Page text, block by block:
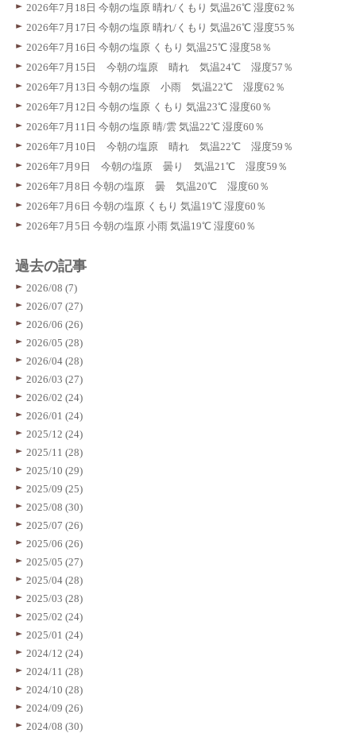
2026年7月18日 今朝の塩原 晴れ/くもり 気温26℃ 湿度62％
2026年7月17日 今朝の塩原 晴れ/くもり 気温26℃ 湿度55％
2026年7月16日 今朝の塩原 くもり 気温25℃ 湿度58％
2026年7月15日 今朝の塩原 晴れ 気温24℃ 湿度57％
2026年7月13日 今朝の塩原 小雨 気温22℃ 湿度62％
2026年7月12日 今朝の塩原 くもり 気温23℃ 湿度60％
2026年7月11日 今朝の塩原 晴/雲 気温22℃ 湿度60％
2026年7月10日 今朝の塩原 晴れ 気温22℃ 湿度59％
2026年7月9日 今朝の塩原 曇り 気温21℃ 湿度59％
2026年7月8日 今朝の塩原 曇 気温20℃ 湿度60％
2026年7月6日 今朝の塩原 くもり 気温19℃ 湿度60％
2026年7月5日 今朝の塩原 小雨 気温19℃ 湿度60％
過去の記事
2026/08 (7)
2026/07 (27)
2026/06 (26)
2026/05 (28)
2026/04 (28)
2026/03 (27)
2026/02 (24)
2026/01 (24)
2025/12 (24)
2025/11 (28)
2025/10 (29)
2025/09 (25)
2025/08 (30)
2025/07 (26)
2025/06 (26)
2025/05 (27)
2025/04 (28)
2025/03 (28)
2025/02 (24)
2025/01 (24)
2024/12 (24)
2024/11 (28)
2024/10 (28)
2024/09 (26)
2024/08 (30)